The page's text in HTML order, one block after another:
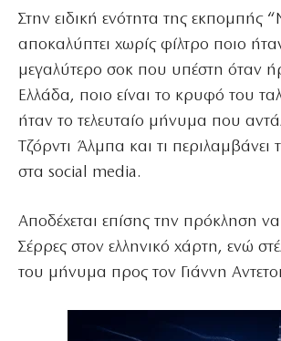
Στην ειδική ενότητα της εκπομπής
αποκαλύπτει χωρίς φίλτρο ποιο
μεγαλύτερο σοκ που υπέστη όταν
Ελλάδα, ποιο είναι το κρυφό του
ήταν το τελευταίο μήνυμα που
Τζόρντι Άλμπα και τι περιλαμβάνει
στα social media.
Αποδέχεται επίσης την πρόκληση να
Σέρρες στον ελληνικό χάρτη, ενώ
του μήνυμα προς τον Γιάννη